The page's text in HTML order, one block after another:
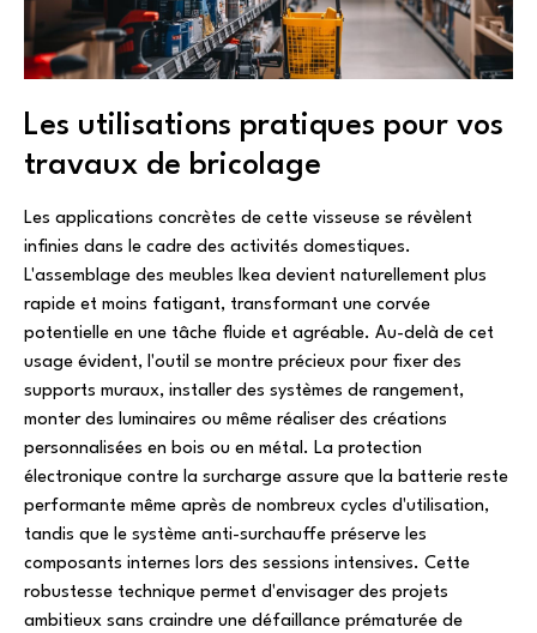
Les utilisations pratiques pour vos
travaux de bricolage
Les applications concrètes de cette visseuse se révèlent
infinies dans le cadre des activités domestiques.
L'assemblage des meubles Ikea devient naturellement plus
rapide et moins fatigant, transformant une corvée
potentielle en une tâche fluide et agréable. Au-delà de cet
usage évident, l'outil se montre précieux pour fixer des
supports muraux, installer des systèmes de rangement,
monter des luminaires ou même réaliser des créations
personnalisées en bois ou en métal. La protection
électronique contre la surcharge assure que la batterie reste
performante même après de nombreux cycles d'utilisation,
tandis que le système anti-surchauffe préserve les
composants internes lors des sessions intensives. Cette
robustesse technique permet d'envisager des projets
ambitieux sans craindre une défaillance prématurée de